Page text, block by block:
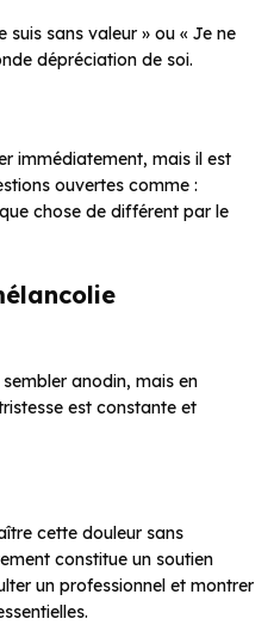
suis sans valeur » ou « Je ne
dépréciation de soi.
immédiatement, mais il est
ouvertes comme :
chose de différent par le
anodin, mais en
est constante et
cette douleur sans
constitue un soutien
un professionnel et montrer